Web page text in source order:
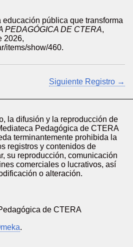
educación pública que transforma
PEDAGÓGICA DE CTERA,
2026,
items/show/460.
Siguiente Registro →
la difusión y la reproducción de
Pedagógica de CTERA
terminantemente prohibida la
registros y contenidos de
su reproducción, comunicación
comerciales o lucrativos, así
o alteración.
de CTERA
.